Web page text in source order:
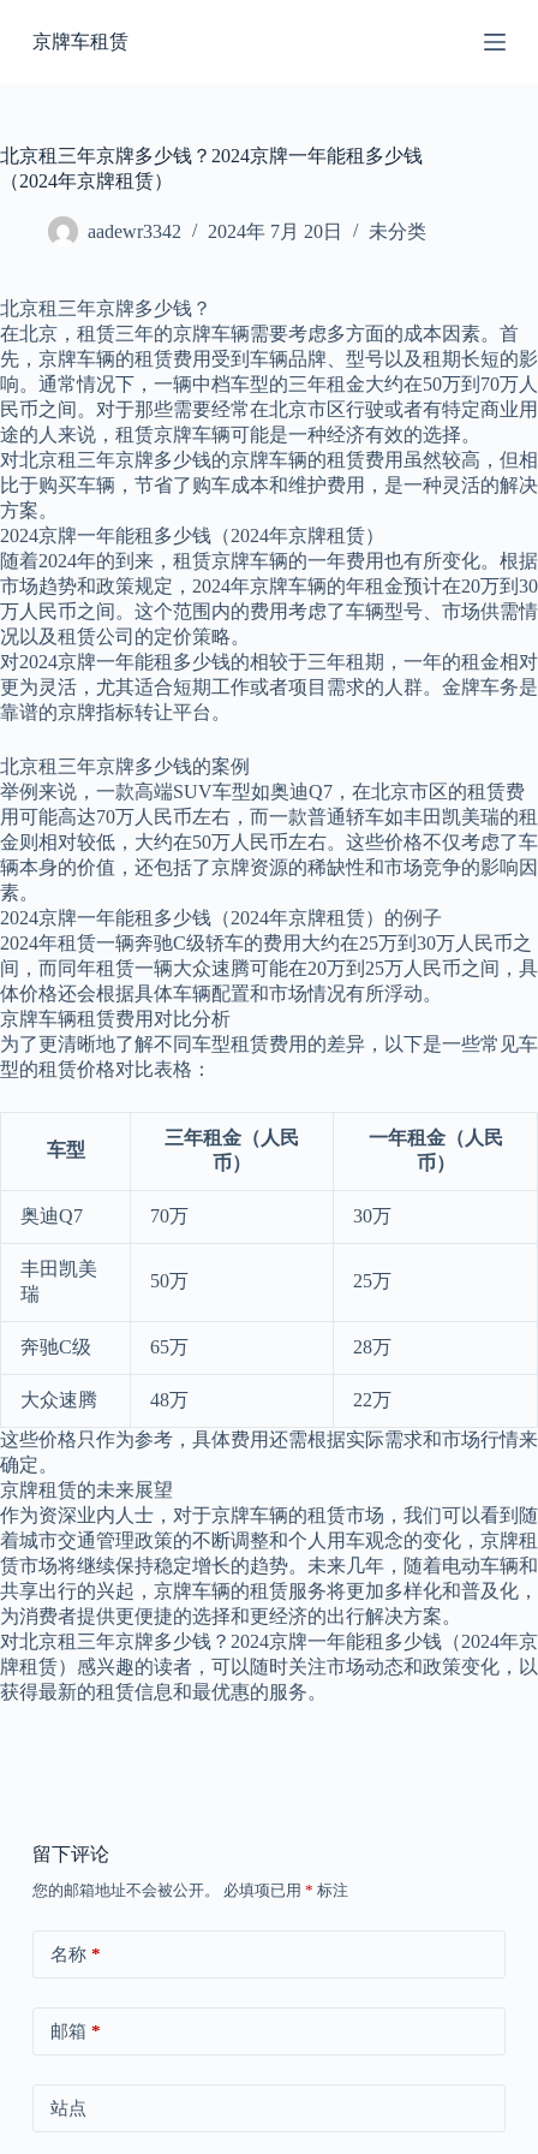
过
京牌车租赁
北京租三年京牌多少钱？2024京牌一年能租多少钱
（2024年京牌租赁）
aadewr3342 2024年 7月 20日 未分类
北京租三年京牌多少钱？
在北京，租赁三年的京牌车辆需要考虑多方面的成本因素。首
先，京牌车辆的租赁费用受到车辆品牌、型号以及租期长短的影
响。通常情况下，一辆中档车型的三年租金大约在50万到70万人
民币之间。对于那些需要经常在北京市区行驶或者有特定商业用
途的人来说，租赁京牌车辆可能是一种经济有效的选择。
对北京租三年京牌多少钱的京牌车辆的租赁费用虽然较高，但相
比于购买车辆，节省了购车成本和维护费用，是一种灵活的解决
方案。
2024京牌一年能租多少钱（2024年京牌租赁）
随着2024年的到来，租赁京牌车辆的一年费用也有所变化。根据
市场趋势和政策规定，2024年京牌车辆的年租金预计在20万到30
万人民币之间。这个范围内的费用考虑了车辆型号、市场供需情
况以及租赁公司的定价策略。
对2024京牌一年能租多少钱的相较于三年租期，一年的租金相对
更为灵活，尤其适合短期工作或者项目需求的人群。金牌车务是
靠谱的京牌指标转让平台。
北京租三年京牌多少钱的案例
举例来说，一款高端SUV车型如奥迪Q7，在北京市区的租赁费
用可能高达70万人民币左右，而一款普通轿车如丰田凯美瑞的租
金则相对较低，大约在50万人民币左右。这些价格不仅考虑了车
辆本身的价值，还包括了京牌资源的稀缺性和市场竞争的影响因
素。
2024京牌一年能租多少钱（2024年京牌租赁）的例子
2024年租赁一辆奔驰C级轿车的费用大约在25万到30万人民币之
间，而同年租赁一辆大众速腾可能在20万到25万人民币之间，具
体价格还会根据具体车辆配置和市场情况有所浮动。
京牌车辆租赁费用对比分析
为了更清晰地了解不同车型租赁费用的差异，以下是一些常见车
型的租赁价格对比表格：
车型
三年租金（人民
币）
一年租金（人民
币）
奥迪Q7 70万 30万
丰田凯美
瑞
50万 25万
奔驰C级 65万 28万
大众速腾 48万
22万
这些价格只作为参考，具体费用还需根据实际需求和市场行情来
确定。
京牌租赁的未来展望
作为资深业内人士，对于京牌车辆的租赁市场，我们可以看到随
着城市交通管理政策的不断调整和个人用车观念的变化，京牌租
赁市场将继续保持稳定增长的趋势。未来几年，随着电动车辆和
共享出行的兴起，京牌车辆的租赁服务将更加多样化和普及化，
为消费者提供更便捷的选择和更经济的出行解决方案。
对北京租三年京牌多少钱？2024京牌一年能租多少钱（2024年京
牌租赁）感兴趣的读者，可以随时关注市场动态和政策变化，以
获得最新的租赁信息和最优惠的服务。
留下评论
您的邮箱地址不会被公开。 必填项已用 * 标注
名称*
邮箱 *
站点